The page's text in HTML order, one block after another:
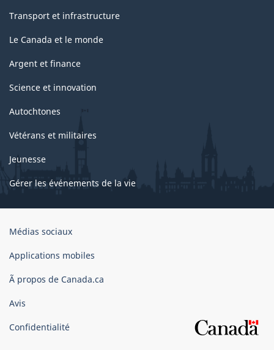
Transport et infrastructure
Le Canada et le monde
Argent et finance
Science et innovation
Autochtones
Vétérans et militaires
Jeunesse
Gérer les événements de la vie
Organisation
gouvernement
Canada
Médias sociaux
Applications mobiles
Ã propos de Canada.ca
Avis
Confidentialité